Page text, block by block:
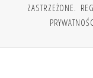
ZASTRZEŻONE.